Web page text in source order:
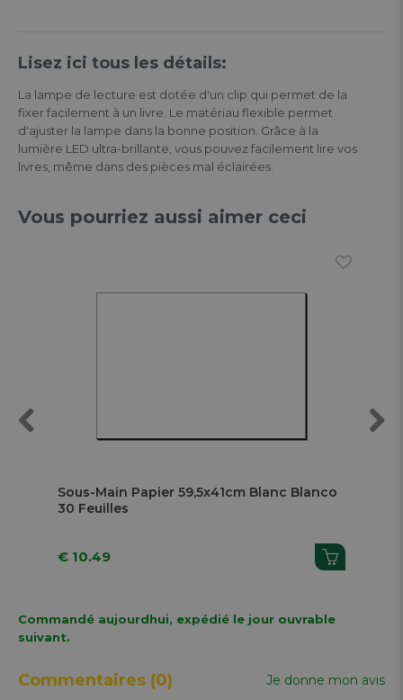
Lisez ici tous les détails:
La lampe de lecture est dotée d'un clip qui permet de la
fixer facilement à un livre. Le matériau flexible permet
d'ajuster la lampe dans la bonne position. Grâce à la
lumière LED ultra-brillante, vous pouvez facilement lire vos
livres, même dans des pièces mal éclairées.
Vous pourriez aussi aimer ceci
Sous-Main Papier 59,5x41cm Blanc Blanco
30 Feuilles
€ 10.49
Commandé aujourdhui, expédié le jour ouvrable
suivant.
Commentaires (0) Je donne mon avis